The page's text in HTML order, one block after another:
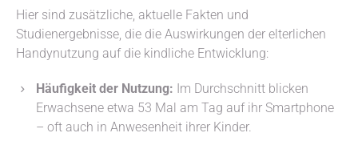
Hier sind zusätzliche, aktuelle Fakten und
Studienergebnisse, die die Auswirkungen der elterlichen
Handynutzung auf die kindliche Entwicklung:
Häufigkeit der Nutzung: Im Durchschnitt blicken
Erwachsene etwa 53 Mal am Tag auf ihr Smartphone
– oft auch in Anwesenheit ihrer Kinder.